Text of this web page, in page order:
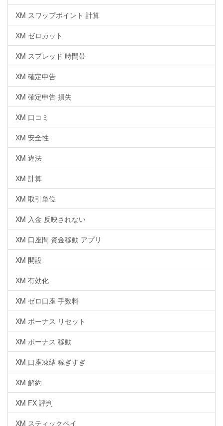
XM スワップポイント 計算
XM ゼロカット
XM スプレッド 時間帯
XM 確定申告
XM 確定申告 損失
XM 口コミ
XM 安全性
XM 違法
XM 計算
XM 取引単位
XM 入金 反映されない
XM 口座間 資金移動 アプリ
XM 開設
XM 有効化
XM ゼロ口座 手数料
XM ボーナス リセット
XM ボーナス 移動
XM 口座凍結 稼ぎすぎ
XM 解約
XM FX 評判
XM スティックペイ